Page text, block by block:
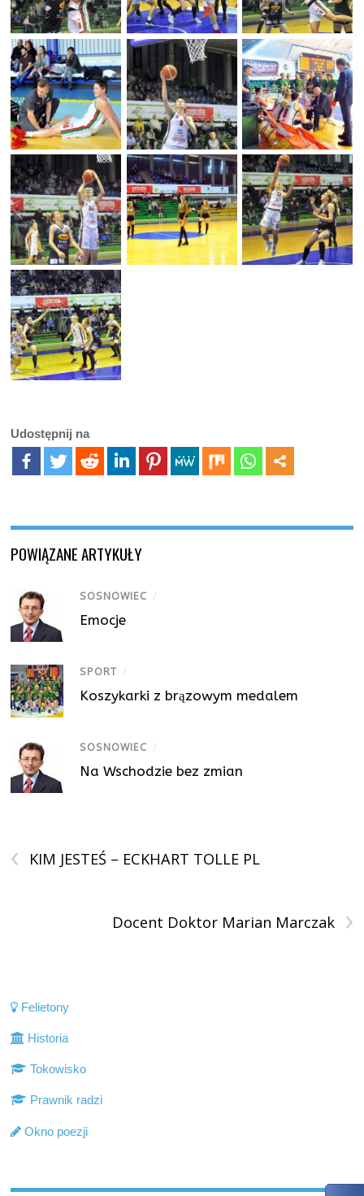
Udostępnij na
POWIĄZANE ARTYKUŁY
SOSNOWIEC /
Emocje
SPORT /
Koszykarki z brązowym medalem
SOSNOWIEC /
Na Wschodzie bez zmian
‹ KIM JESTEŚ – ECKHART TOLLE PL
›
Docent Doktor Marian Marczak
Felietony
Historia
Tokowisko
Prawnik radzi
Okno poezji